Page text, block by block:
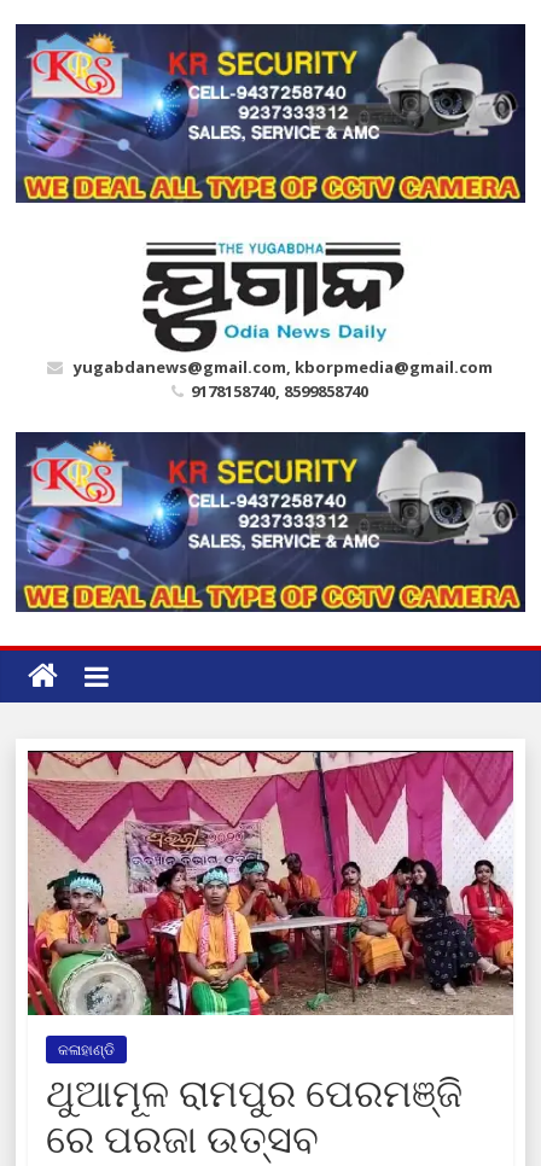
content
yugabdanews@gmail.com, kborpmedia@gmail.com
9178158740, 8599858740
କଳାହାଣ୍ଡି
ଥୁଆମୂଳ ରାମପୁର ପେରମଞ୍ଜି
ରେ ପରଜା ଉତ୍ସବ